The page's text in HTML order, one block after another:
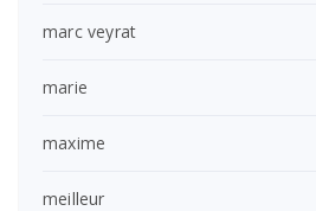
marc veyrat
marie
maxime
meilleur